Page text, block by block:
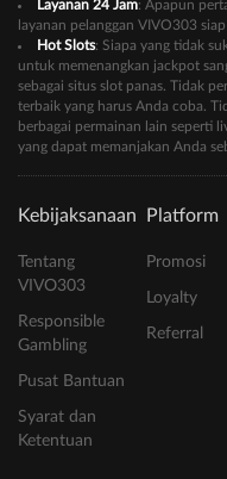
Layanan 24 Jam: Apapun
layanan pelanggan VIVO303
Hot Slots: Siapa yang tidak
untuk memenangkan jackpot
sebagai situs slot panas. Tidak
terbaik yang harus Anda coba.
berbagai permainan lain seperti
yang dapat memanjakan Anda
Kebijaksanaan
Tentang
VIVO303
Responsible
Gambling
Pusat Bantuan
Syarat dan
Ketentuan
Platform
Promosi
Loyalty
Referral